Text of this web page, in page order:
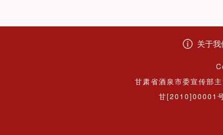
关于我
甘肃省酒泉市委宣传部
甘[2010]00001